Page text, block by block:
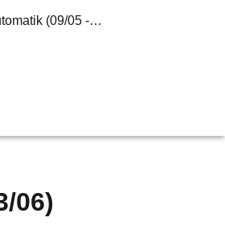
(09/05 -…
06)